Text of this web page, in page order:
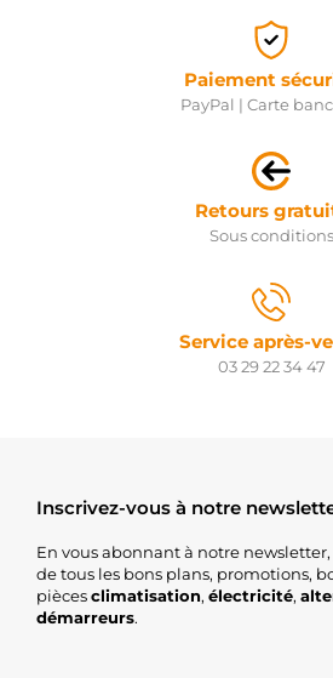
Paiement
PayPal | Carte
Retours
Sous conditions
Service après-
03 29 22 34 47
Inscrivez-vous à notre
En vous abonnant à notre
de tous les bons plans, promotions,
piècesclimatisation, électricité,
démarreurs.